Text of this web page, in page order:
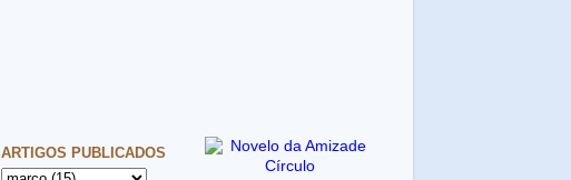
ARTIGOS PUBLICADOS